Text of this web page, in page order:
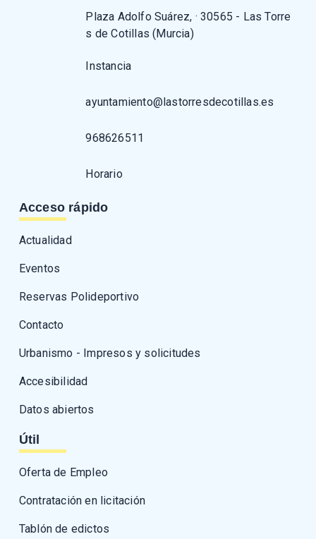
Plaza Adolfo Suárez, · 30565 - Las Torre
s de Cotillas (Murcia)
Instancia
ayuntamiento@lastorresdecotillas.es
968626511
Horario
Acceso rápido
Actualidad
Eventos
Reservas Polideportivo
Contacto
Urbanismo - Impresos y solicitudes
Accesibilidad
Datos abiertos
Útil
Oferta de Empleo
Contratación en licitación
Tablón de edictos